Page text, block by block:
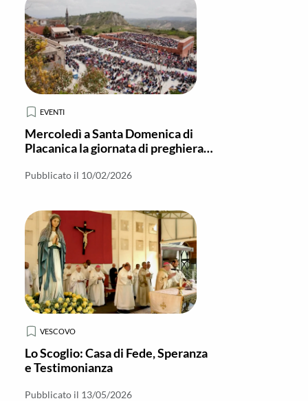
EVENTI
Mercoledì a Santa Domenica di
Placanica la giornata di preghiera
Pubblicato il 10/02/2026
VESCOVO
Lo Scoglio: Casa di Fede, Speranza
e Testimonianza
Pubblicato il 13/05/2026